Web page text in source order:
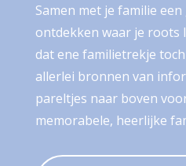
Samen met je familie
ontdekken waar je roots
dat ene familietrekje
allerlei bronnen van
pareltjes naar boven
memorabele, heerlijke